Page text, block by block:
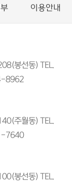
이용안내
봉선동) TEL.
8962
주월동) TEL.
7640
봉선동) TEL.